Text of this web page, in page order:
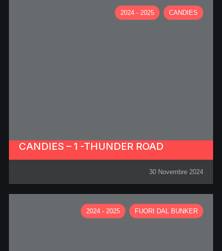
2024 - 2025 CANDIES
CANDIES – 1 -THUNDER ROAD
30 Novembre 2024
2024 - 2025 FUORI DAL BUNKER